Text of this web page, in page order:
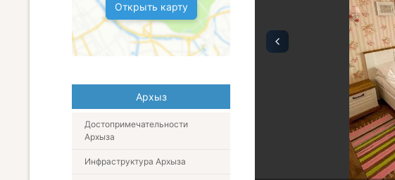
Открыть карту
Архыз
Достопримечательности
Архыза
Инфраструктура Архыза